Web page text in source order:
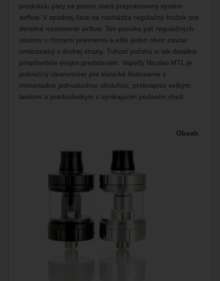
produkciu pary sa potom stará prepracovaný systém
airflow. V spodnej časti sa nachádza regulačný krúžok pre
detailné nastavenie airflow. Ten ponúka päť regulačných
otvorov s rôznymi priemermi a ešte jeden otvor naviac
umiestnený z druhej strany. Tuhosť poťahu si tak detailne
prispôsobíte svojim predstavám. Vapefly Nicolas MTL je
jedinečný clearomizer pre klasické šlukovanie s
mimoriadne jednoduchou obsluhou, prekvapivo veľkým
tankom a predovšetkým s vynikajúcim podaním chuti.
Obsah